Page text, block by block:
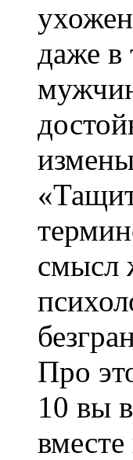
даже в
смысл
Про
10 вы